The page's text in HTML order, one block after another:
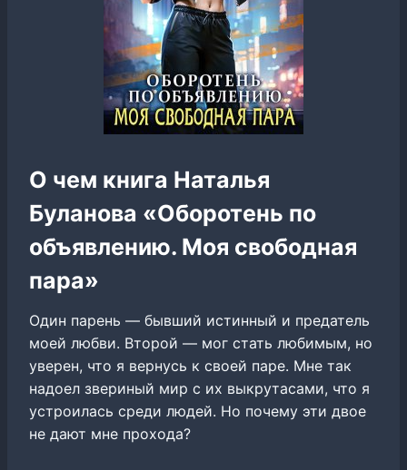
О чем книга Наталья
Буланова «Оборотень по
объявлению. Моя свободная
пара»
Один парень — бывший истинный и предатель
моей любви. Второй — мог стать любимым, но
уверен, что я вернусь к своей паре. Мне так
надоел звериный мир с их выкрутасами, что я
устроилась среди людей. Но почему эти двое
не дают мне прохода?